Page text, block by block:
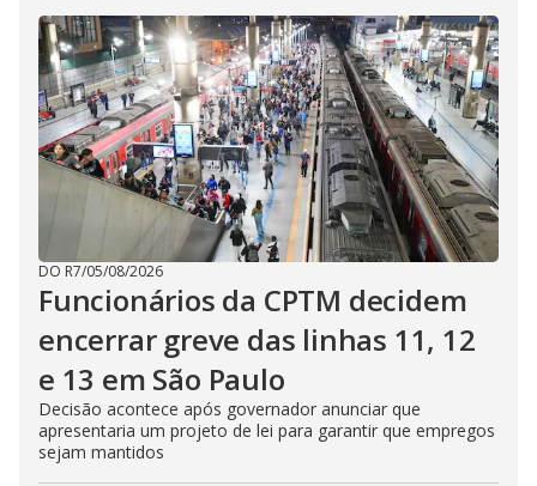
DO R7/05/08/2026
Funcionários da CPTM decidem
encerrar greve das linhas 11, 12
e 13 em São Paulo
Decisão acontece após governador anunciar que
apresentaria um projeto de lei para garantir que empregos
sejam mantidos